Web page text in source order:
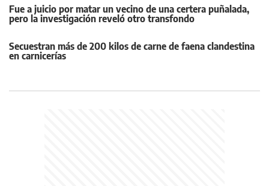
Fue a juicio por matar un vecino de una certera puñalada,
pero la investigación reveló otro transfondo
Secuestran más de 200 kilos de carne de faena clandestina
en carnicerías